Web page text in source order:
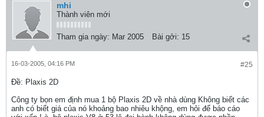
mhi
Thành viên mới
Tham gia ngày: Mar 2005 Bài gởi: 15
#25
16-03-2005, 04:16 PM
Ðề: Plaxis 2D
Công ty bọn em định mua 1 bộ Plaxis 2D về nhà dùng Không biết các
anh có biết giá của nó khoảng bao nhiêu khộng, em hỏi để báo cáo